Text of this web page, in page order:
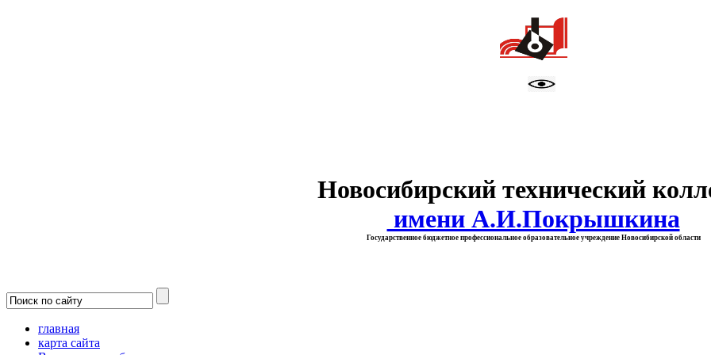
Новосибирский технический
имени А.И.Покрышкина
Государственное бюджетное профессиональное образовательное учреждение Новосибирской области
главная
карта сайта